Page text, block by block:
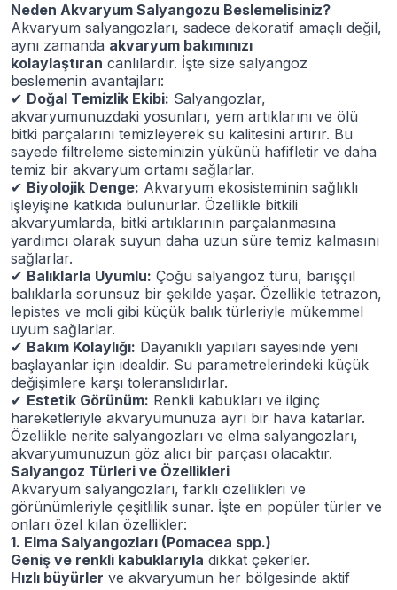
Neden Akvaryum Salyangozu Beslemelisiniz?
Akvaryum salyangozları, sadece dekoratif amaçlı değil,
aynı zamanda akvaryum bakımınızı
kolaylaştıran canlılardır. İşte size salyangoz
beslemenin avantajları:
✔ Doğal Temizlik Ekibi: Salyangozlar,
akvaryumunuzdaki yosunları, yem artıklarını ve ölü
bitki parçalarını temizleyerek su kalitesini artırır. Bu
sayede filtreleme sisteminizin yükünü hafifletir ve daha
temiz bir akvaryum ortamı sağlarlar.
✔ Biyolojik Denge: Akvaryum ekosisteminin sağlıklı
işleyişine katkıda bulunurlar. Özellikle bitkili
akvaryumlarda, bitki artıklarının parçalanmasına
yardımcı olarak suyun daha uzun süre temiz kalmasını
sağlarlar.
✔ Balıklarla Uyumlu: Çoğu salyangoz türü, barışçıl
balıklarla sorunsuz bir şekilde yaşar. Özellikle tetrazon,
lepistes ve moli gibi küçük balık türleriyle mükemmel
uyum sağlarlar.
✔ Bakım Kolaylığı: Dayanıklı yapıları sayesinde yeni
başlayanlar için idealdir. Su parametrelerindeki küçük
değişimlere karşı toleranslıdırlar.
✔ Estetik Görünüm: Renkli kabukları ve ilginç
hareketleriyle akvaryumunuza ayrı bir hava katarlar.
Özellikle nerite salyangozları ve elma salyangozları,
akvaryumunuzun göz alıcı bir parçası olacaktır.
Salyangoz Türleri ve Özellikleri
Akvaryum salyangozları, farklı özellikleri ve
görünümleriyle çeşitlilik sunar. İşte en popüler türler ve
onları özel kılan özellikler:
1. Elma Salyangozları (Pomacea spp.)
Geniş ve renkli kabuklarıyla dikkat çekerler.
Hızlı büyürler ve akvaryumun her bölgesinde aktif